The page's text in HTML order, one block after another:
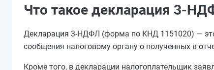
Что такое декларация 3-
Декларация 3-НДФЛ (форма по КНД 1151020) —
сообщения налоговому органу о полученных в
Кроме того, в декларации налогоплательщик